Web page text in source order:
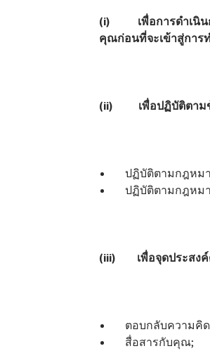
(i) เพื่อการดำเนินก
คุณก่อนที่จะเข้าสู่การ
(ii) เพื่อปฏิบัติตามข้
ปฏิบัติตามกฎหมา
ปฏิบัติตามกฎหมา
(iii) เพื่อจุดประสงค์
ตอบกลับความคิด
สื่อสารกับคุณ;